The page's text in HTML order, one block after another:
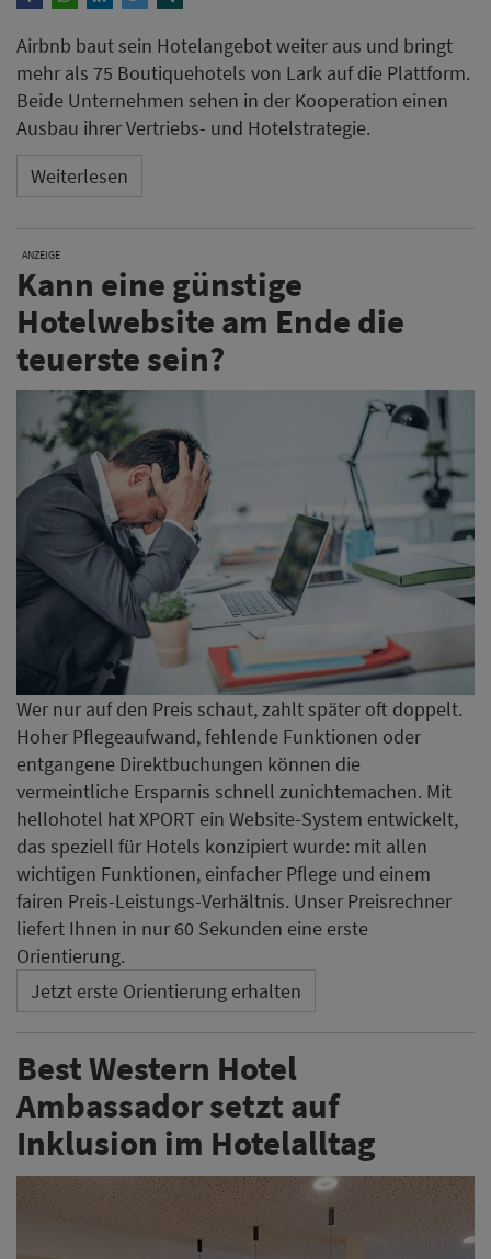
Airbnb baut sein Hotelangebot weiter aus und bringt
mehr als 75 Boutiquehotels von Lark auf die Plattform.
Beide Unternehmen sehen in der Kooperation einen
Ausbau ihrer Vertriebs- und Hotelstrategie.
Weiterlesen
ANZEIGE
Kann eine günstige
Hotelwebsite am Ende die
teuerste sein?
Wer nur auf den Preis schaut, zahlt später oft doppelt.
Hoher Pflegeaufwand, fehlende Funktionen oder
entgangene Direktbuchungen können die
vermeintliche Ersparnis schnell zunichtemachen. Mit
hellohotel hat XPORT ein Website-System entwickelt,
das speziell für Hotels konzipiert wurde: mit allen
wichtigen Funktionen, einfacher Pflege und einem
fairen Preis-Leistungs-Verhältnis. Unser Preisrechner
liefert Ihnen in nur 60 Sekunden eine erste
Orientierung.
Jetzt erste Orientierung erhalten
Best Western Hotel
Ambassador setzt auf
Inklusion im Hotelalltag